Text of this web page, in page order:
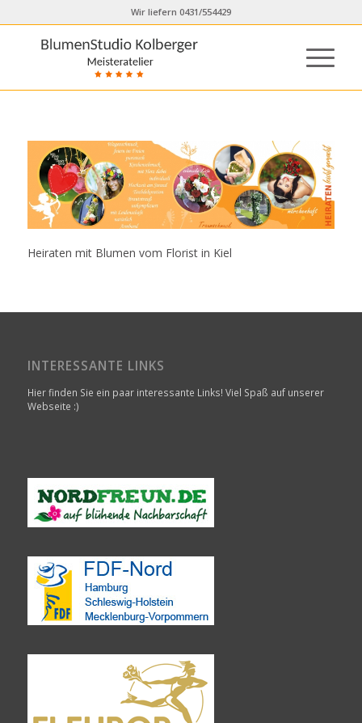
Wir liefern 0431/554429
Heiraten mit Blumen vom Florist in Kiel
INTERESSANTE LINKS
Hier finden Sie ein paar interessante Links! Viel Spaß auf unserer
Webseite :)